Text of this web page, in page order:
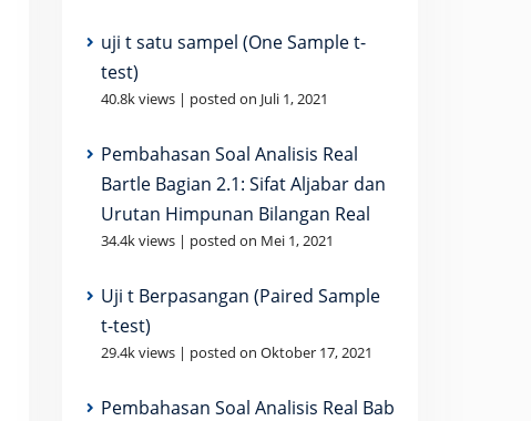
uji t satu sampel (One Sample t-
test)
40.8k views | posted on Juli 1, 2021
Pembahasan Soal Analisis Real
Bartle Bagian 2.1: Sifat Aljabar dan
Urutan Himpunan Bilangan Real
34.4k views | posted on Mei 1, 2021
Uji t Berpasangan (Paired Sample
t-test)
29.4k views | posted on Oktober 17, 2021
Pembahasan Soal Analisis Real Bab